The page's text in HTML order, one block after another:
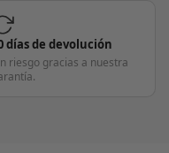
días de devolución
riesgo gracias a nuestra